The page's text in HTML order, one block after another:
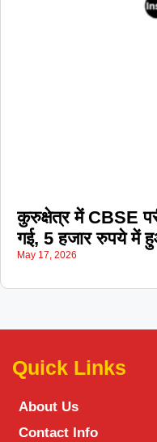
कुरुक्षेत्र में CBSE
गई, 5 हजार रुपये में
May 17, 2026
Quick Links
About Us
Contact Info